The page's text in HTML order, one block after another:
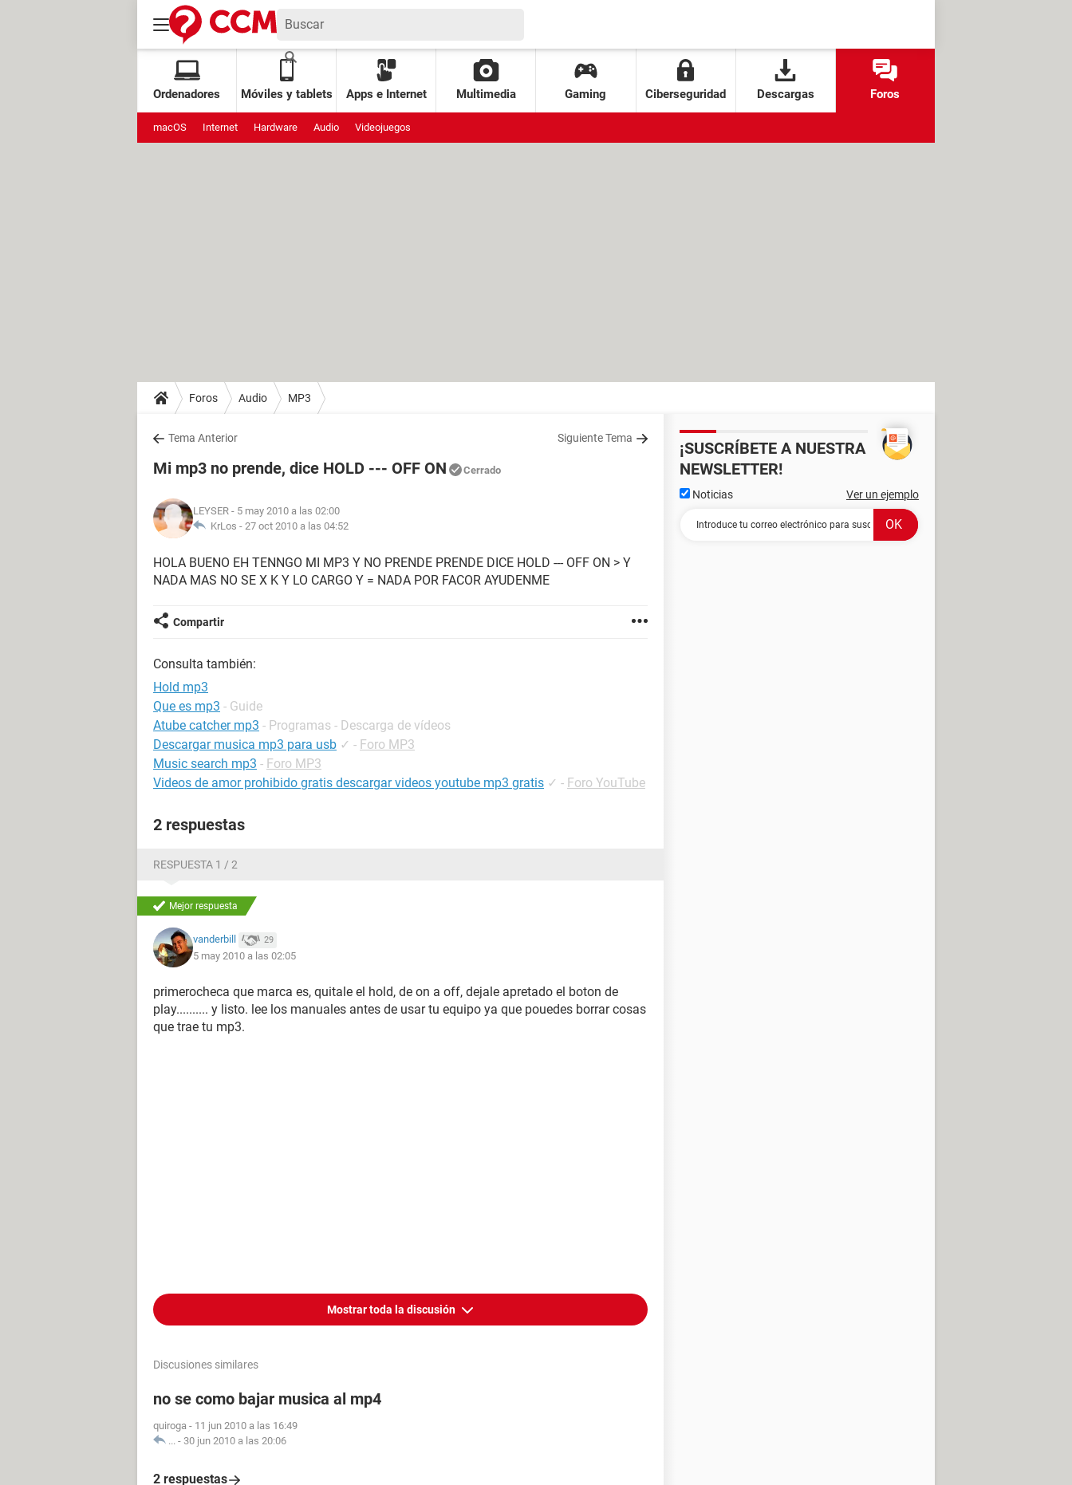
Ordenadores Móviles y tablets Apps e Internet Multimedia Gaming Ciberseguridad Descargas Foros
macOS Internet Hardware Audio Videojuegos
Foros Audio MP3
Tema Anterior Siguiente Tema
Mi mp3 no prende, dice HOLD --- OFF ON Cerrado
LEYSER - 5 may 2010 a las 02:00
KrLos - 27 oct 2010 a las 04:52
HOLA BUENO EH TENNGO MI MP3 Y NO PRENDE PRENDE DICE HOLD --- OFF ON > Y
NADA MAS NO SE X K Y LO CARGO Y = NADA POR FACOR AYUDENME
Compartir
Consulta también:
Hold mp3
Que es mp3 - Guide
Atube catcher mp3 - Programas - Descarga de vídeos
Descargar musica mp3 para usb ✓ - Foro MP3
Music search mp3 - Foro MP3
Videos de amor prohibido gratis descargar videos youtube mp3 gratis ✓ - Foro YouTube
2 respuestas
RESPUESTA 1 / 2
Mejor respuesta
vanderbill 29
5 may 2010 a las 02:05
primerocheca que marca es, quitale el hold, de on a off, dejale apretado el boton de
play.......... y listo. lee los manuales antes de usar tu equipo ya que pouedes borrar cosas
que trae tu mp3.
Mostrar toda la discusión
Discusiones similares
no se como bajar musica al mp4
quiroga - 11 jun 2010 a las 16:49
... - 30 jun 2010 a las 20:06
2 respuestas
¡SUSCRÍBETE A NUESTRA
NEWSLETTER!
Noticias Ver un ejemplo